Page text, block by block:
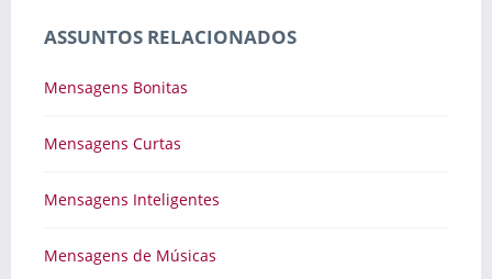
ASSUNTOS RELACIONADOS
Mensagens Bonitas
Mensagens Curtas
Mensagens Inteligentes
Mensagens de Músicas